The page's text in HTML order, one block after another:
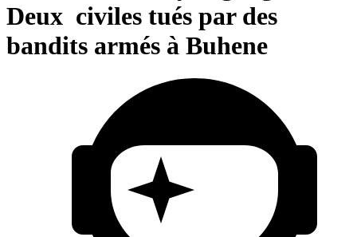
Deux civiles tués par des
bandits armés à Buhene